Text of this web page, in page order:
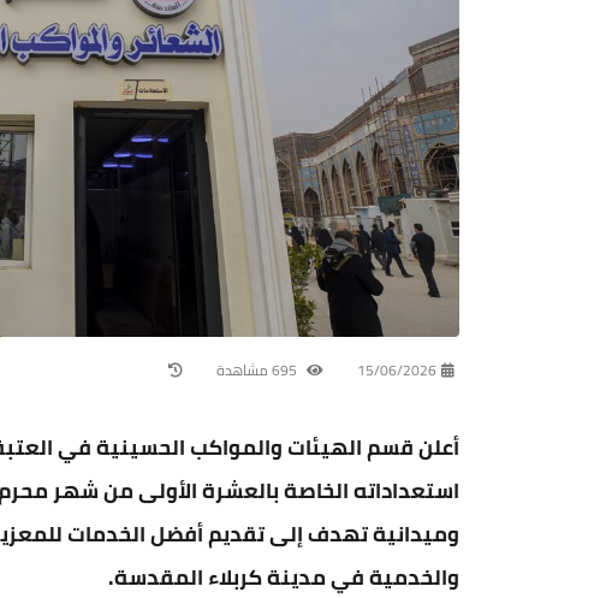
15/06/2026
أعلن قسم الهيئات والمواكب الحسينية في
استعداداته الخاصة بالعشرة الأولى من شهر
وميدانية تهدف إلى تقديم أفضل الخدمات
والخدمية في مدينة كربلاء المقدسة.